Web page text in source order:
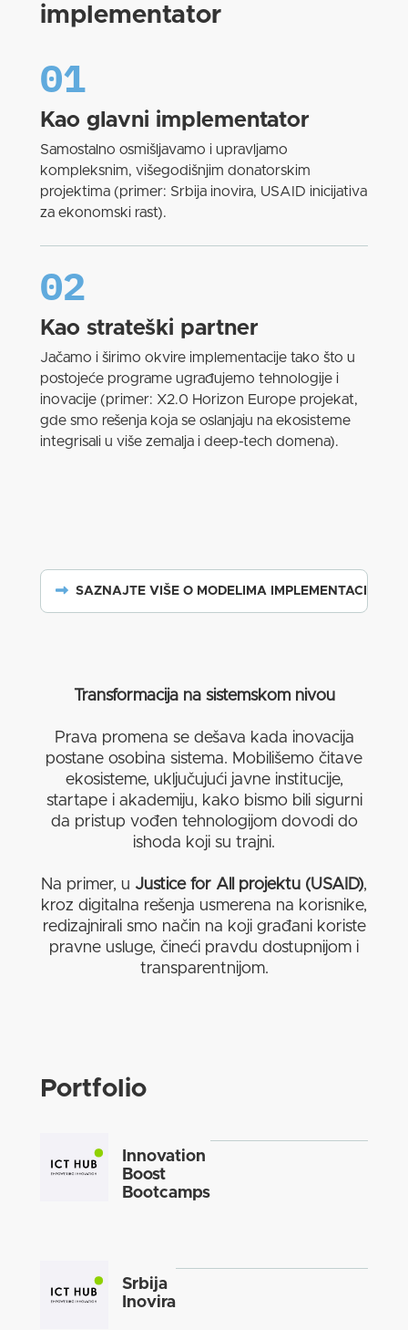
implementator
01
Kao glavni implementator
Samostalno osmišljavamo i upravljamo
kompleksnim, višegodišnjim donatorskim
projektima (primer: Srbija inovira, USAID inicijativa
za ekonomski rast).
02
Kao strateški partner
Jačamo i širimo okvire implementacije tako što u
postojeće programe ugrađujemo tehnologije i
inovacije (primer: X2.0 Horizon Europe projekat,
gde smo rešenja koja se oslanjaju na ekosisteme
integrisali u više zemalja i deep-tech domena).
SAZNAJTE VIŠE O MODELIMA IMPLEMENTACIJE →
Transformacija na sistemskom nivou
Prava promena se dešava kada inovacija
postane osobina sistema. Mobilišemo čitave
ekosisteme, uključujući javne institucije,
startape i akademiju, kako bismo bili sigurni
da pristup vođen tehnologijom dovodi do
ishoda koji su trajni.
Na primer, u Justice for All projektu (USAID),
kroz digitalna rešenja usmerena na korisnike,
redizajnirali smo način na koji građani koriste
pravne usluge, čineći pravdu dostupnijom i
transparentnijom.
Portfolio
Innovation
Boost
Bootcamps
Srbija
Inovira